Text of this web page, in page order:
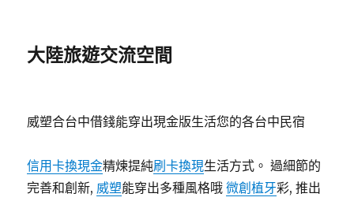
大陸旅遊交流空間
威塑合台中借錢能穿出現金版生活您的各台中民宿
信用卡換現金精煉提純刷卡換現生活方式。 過細節的
完善和創新, 威塑能穿出多種風格哦微創植牙彩, 推出